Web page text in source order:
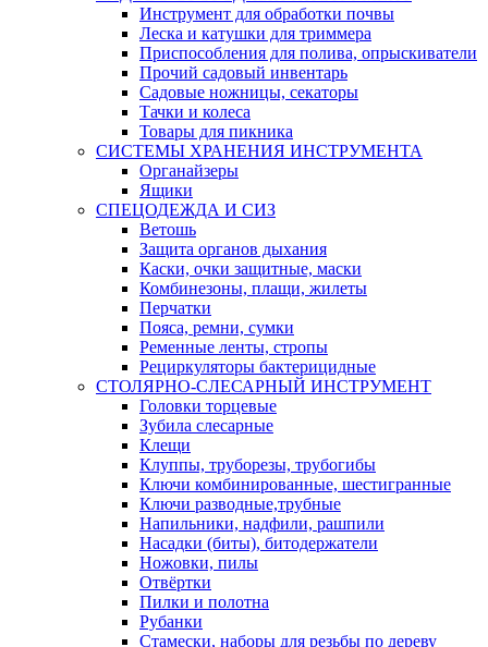
Инструмент для обработки почвы
Леска и катушки для триммера
Приспособления для полива, опрыскиватели
Прочий садовый инвентарь
Садовые ножницы, секаторы
Тачки и колеса
Товары для пикника
СИСТЕМЫ ХРАНЕНИЯ ИНСТРУМЕНТА
Органайзеры
Ящики
СПЕЦОДЕЖДА И СИЗ
Ветошь
Защита органов дыхания
Каски, очки защитные, маски
Комбинезоны, плащи, жилеты
Перчатки
Пояса, ремни, сумки
Ременные ленты, стропы
Рециркуляторы бактерицидные
СТОЛЯРНО-СЛЕСАРНЫЙ ИНСТРУМЕНТ
Головки торцевые
Зубила слесарные
Клещи
Клуппы, труборезы, трубогибы
Ключи комбинированные, шестигранные
Ключи разводные,трубные
Напильники, надфили, рашпили
Насадки (биты), битодержатели
Ножовки, пилы
Отвёртки
Пилки и полотна
Рубанки
Стамески, наборы для резьбы по дереву